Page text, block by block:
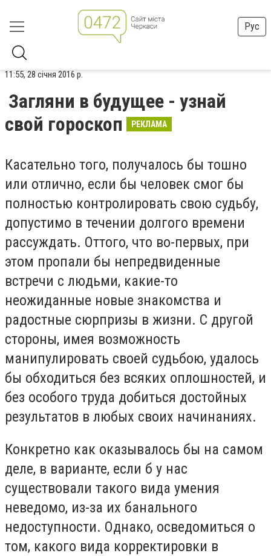
Рус
11:55, 28 січня 2016 р.
Загляни в будущее - узнай
свой гороскоп
РЕКЛАМА
Касательно того, получалось бы тошно
или отлично, если бы человек смог бы
полностью контролировать свою судьбу,
допустимо в течении долгого времени
рассуждать. Оттого, что во-первых, при
этом пропали бы непредвиденные
встречи с людьми, какие-то
неожиданные новые знакомства и
радостные сюрпризы в жизни. С другой
стороны, имея возможность
манипулировать своей судьбою, удалось
бы обходиться без всяких оплошностей, и
без особого труда добиться достойных
результатов в любых своих начинаниях.
Конкретно как оказывалось бы на самом
деле, в варианте, если б у нас
существовали такого вида умения
неведомо, из-за их банального
недоступности. Однако, осведомиться о
том, какого вида корректировки в